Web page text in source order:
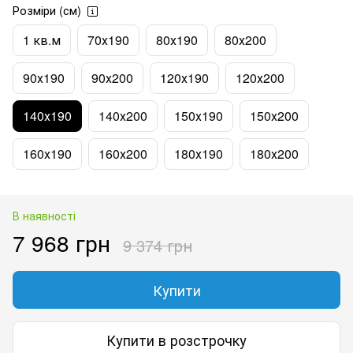
Розміри (см)
1 кв.м 70х190 80х190 80х200
90х190 90х200 120х190 120х200
140х190 140х200 150х190 150х200
160х190 160х200 180х190 180х200
В наявності
7 968 грн 9 374 грн
Купити
Купити в розстрочку